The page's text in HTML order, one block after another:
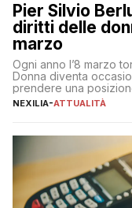
Pier Silvio
diritti delle
marzo
Ogni anno l’8 marzo
Donna diventa
prendere una
sua complessità e
NEXILIA-ATTUALITÀ